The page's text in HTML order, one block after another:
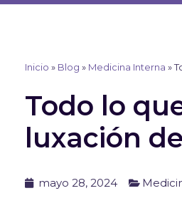
Inicio » Blog » Medicina Interna »
Todo lo
luxación
mayo 28, 2024